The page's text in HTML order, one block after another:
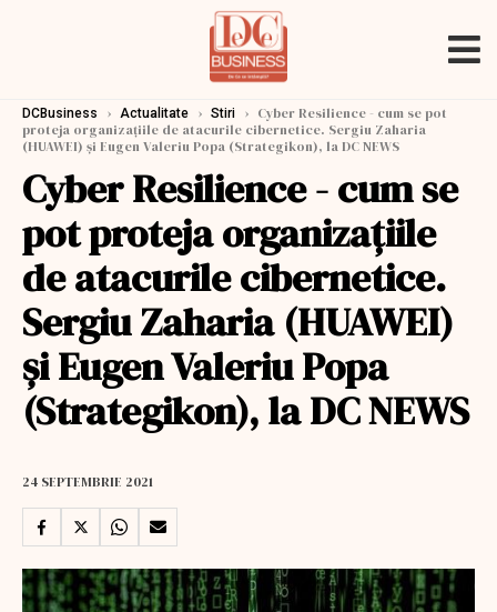
DCBusiness › Actualitate › Stiri › Cyber Resilience - cum se pot
proteja organizaţiile de atacurile cibernetice. Sergiu Zaharia
(HUAWEI) şi Eugen Valeriu Popa (Strategikon), la DC NEWS
Cyber Resilience - cum se
pot proteja organizaţiile
de atacurile cibernetice.
Sergiu Zaharia (HUAWEI)
şi Eugen Valeriu Popa
(Strategikon), la DC NEWS
24 SEPTEMBRIE 2021